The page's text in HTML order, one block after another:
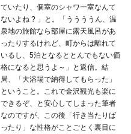
ていたり、個室のシャワー室なんて
ないよね ? 」と。「ううううん、温
泉地の旅館なら部屋に露天風呂があ
ったりするけれど、町からは離れて
いるし、5泊となるととんでもない価
格になると思うよ～」と返信。結
局、「大浴場で納得してもらった」
ということ。これで金沢観光も楽に
できるぞ、と安心してしまった筆者
なのですが、この後「行き当たりば
ったり」な性格がことごとく裏目に